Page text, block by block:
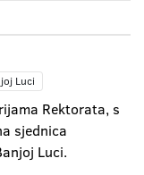
Luci
Rektorata, s
sjednica
Luci.